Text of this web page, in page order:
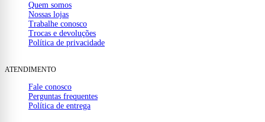
Quem somos
Nossas lojas
Trabalhe conosco
Trocas e devoluções
Política de privacidade
ATENDIMENTO
Fale conosco
Perguntas frequentes
Política de entrega